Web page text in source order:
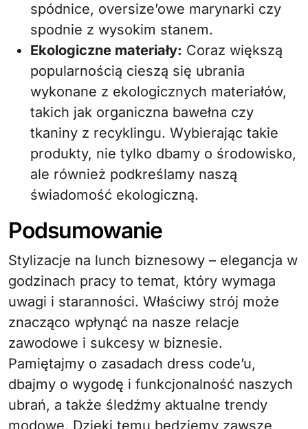
spódnice, oversize’owe marynarki czy
spodnie z wysokim stanem.
Ekologiczne materiały: Coraz większą
popularnością cieszą się ubrania
wykonane z ekologicznych materiałów,
takich jak organiczna bawełna czy
tkaniny z recyklingu. Wybierając takie
produkty, nie tylko dbamy o środowisko,
ale również podkreślamy naszą
świadomość ekologiczną.
Podsumowanie
Stylizacje na lunch biznesowy – elegancja w
godzinach pracy to temat, który wymaga
uwagi i staranności. Właściwy strój może
znacząco wpłynąć na nasze relacje
zawodowe i sukcesy w biznesie.
Pamiętajmy o zasadach dress code’u,
dbajmy o wygodę i funkcjonalność naszych
ubrań, a także śledźmy aktualne trendy
modowe. Dzięki temu będziemy zawsze